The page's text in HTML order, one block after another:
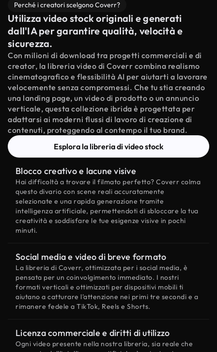
Perché i creatori scelgono Coverr?
Utilizza video stock originali e generati
dall'IA per garantire qualità, velocità e
sicurezza.
Con milioni di download tra progetti commerciali e di
creator, la libreria video di Coverr combina realismo
cinematografico e flessibilità AI per aiutarti a lavorare
velocemente senza compromessi. Che tu stia creando
una landing page, un video di prodotto o un annuncio
verticale, questa collezione ibrida è progettata per
adattarsi ai moderni flussi di lavoro di creazione di
contenuti, proteggendo al contempo il tuo brand.
Esplora la libreria di video stock
Blocco creativo e lacune visive
Hai difficoltà a trovare il filmato perfetto? Coverr colma
questo divario con scene reali accuratamente
selezionate e una rapida generazione tramite
intelligenza artificiale, permettendoti di sbloccare la tua
creatività e soddisfare le tue esigenze visive in pochi
minuti.
Social media e video di breve formato
La libreria di Coverr, ottimizzata per i social media, è
pensata per un coinvolgimento immediato. I nostri
formati verticali e ottimizzati per dispositivi mobili ti
aiutano a catturare l'attenzione nei primi tre secondi e a
rimanere fedele a TikTok, Reels e Shorts.
Licenza commerciale e diritti di utilizzo
Ogni video presente nella nostra libreria, sia reale che